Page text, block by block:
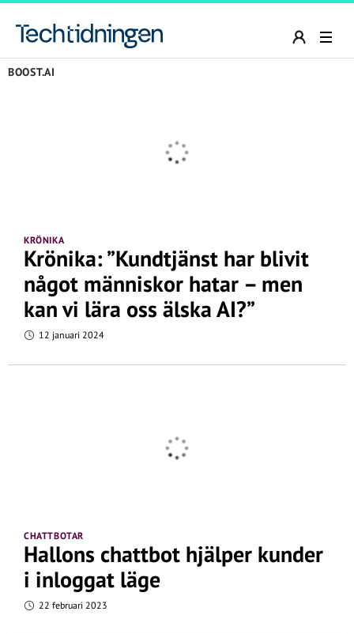
BOOST.AI
KRÖNIKA
Krönika: ”Kundtjänst har blivit
något människor hatar – men
kan vi lära oss älska AI?”
12 januari 2024
CHATTBOTAR
Hallons chattbot hjälper kunder
i inloggat läge
22 februari 2023